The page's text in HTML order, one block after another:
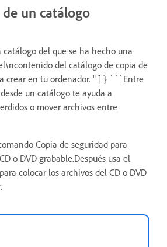
un catálogo
catálogo del que se ha hecho una
del catálogo de copia de
crear en tu ordenador. " ] } ```Entre
un catálogo te ayuda a
o mover archivos entre
Copia de seguridad para
o DVD grabable.Después usa el
colocar los archivos del CD o DVD